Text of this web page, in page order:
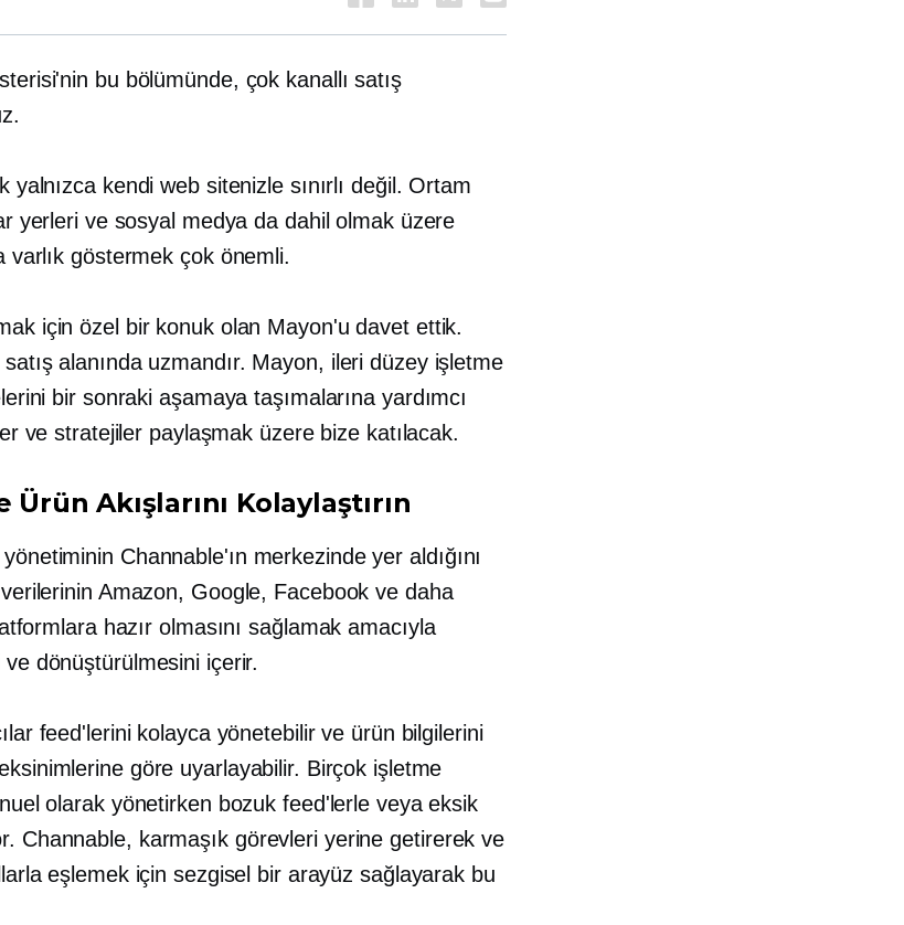
bu bölümünde, çok kanallı satış
yalnızca kendi web sitenizle sınırlı değil. Ortam
yerleri ve sosyal medya da dahil olmak üzere
varlık göstermek çok önemli.
için özel bir konuk olan Mayon'u davet ettik.
satış alanında uzmandır. Mayon, ileri düzey işletme
bir sonraki aşamaya taşımalarına yardımcı
ve stratejiler paylaşmak üzere bize katılacak.
Akışlarını Kolaylaştırın
Channable'ın merkezinde yer aldığını
Amazon, Google, Facebook ve daha
hazır olmasını sağlamak amacıyla
dönüştürülmesini içerir.
feed'lerini kolayca yönetebilir ve ürün bilgilerini
göre uyarlayabilir. Birçok işletme
olarak yönetirken bozuk feed'lerle veya eksik
Channable, karmaşık görevleri yerine getirerek ve
eşlemek için sezgisel bir arayüz sağlayarak bu